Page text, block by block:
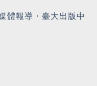
體報導 ・ 臺大出版中